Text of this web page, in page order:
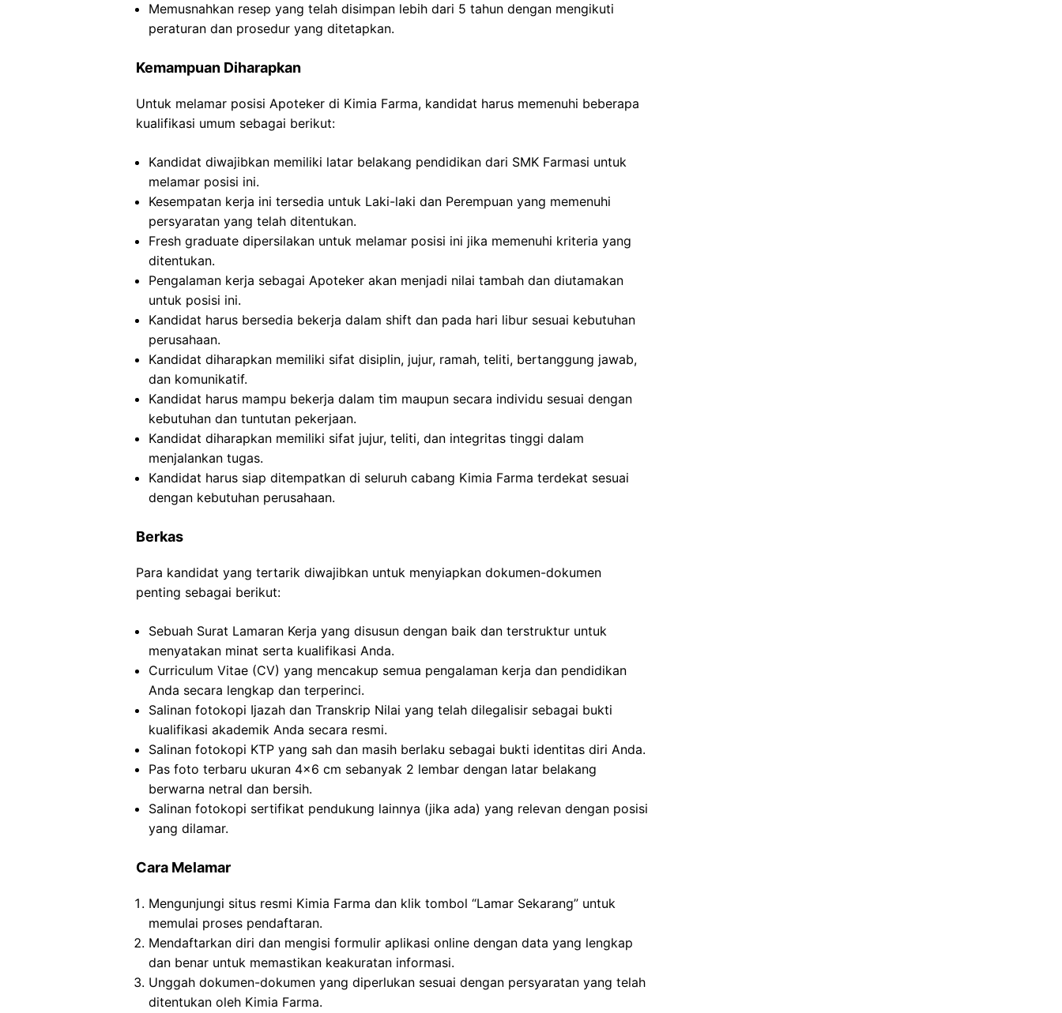
Memusnahkan resep yang telah disimpan lebih dari 5 tahun dengan mengikuti
peraturan dan prosedur yang ditetapkan.
Kemampuan Diharapkan
Untuk melamar posisi Apoteker di Kimia Farma, kandidat harus memenuhi beberapa
kualifikasi umum sebagai berikut:
Kandidat diwajibkan memiliki latar belakang pendidikan dari SMK Farmasi untuk
melamar posisi ini.
Kesempatan kerja ini tersedia untuk Laki-laki dan Perempuan yang memenuhi
persyaratan yang telah ditentukan.
Fresh graduate dipersilakan untuk melamar posisi ini jika memenuhi kriteria yang
ditentukan.
Pengalaman kerja sebagai Apoteker akan menjadi nilai tambah dan diutamakan
untuk posisi ini.
Kandidat harus bersedia bekerja dalam shift dan pada hari libur sesuai kebutuhan
perusahaan.
Kandidat diharapkan memiliki sifat disiplin, jujur, ramah, teliti, bertanggung jawab,
dan komunikatif.
Kandidat harus mampu bekerja dalam tim maupun secara individu sesuai dengan
kebutuhan dan tuntutan pekerjaan.
Kandidat diharapkan memiliki sifat jujur, teliti, dan integritas tinggi dalam
menjalankan tugas.
Kandidat harus siap ditempatkan di seluruh cabang Kimia Farma terdekat sesuai
dengan kebutuhan perusahaan.
Berkas
Para kandidat yang tertarik diwajibkan untuk menyiapkan dokumen-dokumen
penting sebagai berikut:
Sebuah Surat Lamaran Kerja yang disusun dengan baik dan terstruktur untuk
menyatakan minat serta kualifikasi Anda.
Curriculum Vitae (CV) yang mencakup semua pengalaman kerja dan pendidikan
Anda secara lengkap dan terperinci.
Salinan fotokopi Ijazah dan Transkrip Nilai yang telah dilegalisir sebagai bukti
kualifikasi akademik Anda secara resmi.
Salinan fotokopi KTP yang sah dan masih berlaku sebagai bukti identitas diri Anda.
Pas foto terbaru ukuran 4×6 cm sebanyak 2 lembar dengan latar belakang
berwarna netral dan bersih.
Salinan fotokopi sertifikat pendukung lainnya (jika ada) yang relevan dengan posisi
yang dilamar.
Cara Melamar
Mengunjungi situs resmi Kimia Farma dan klik tombol “Lamar Sekarang” untuk
memulai proses pendaftaran.
Mendaftarkan diri dan mengisi formulir aplikasi online dengan data yang lengkap
dan benar untuk memastikan keakuratan informasi.
Unggah dokumen-dokumen yang diperlukan sesuai dengan persyaratan yang telah
ditentukan oleh Kimia Farma.